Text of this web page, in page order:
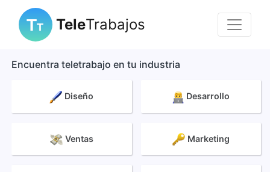
TeleTrabajos
Encuentra teletrabajo en tu industria
Diseño Desarrollo
Ventas Marketing